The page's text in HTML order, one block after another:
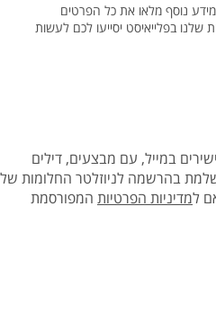
נוסף מלאו את כל הפרטים
שלנו בפלייאיסט יסייעו לכם לעשות
במייל, עם מבצעים, דילים
בהרשמה לניוזלטר החלומות של
למדיניות הפרטיות המפורסמת